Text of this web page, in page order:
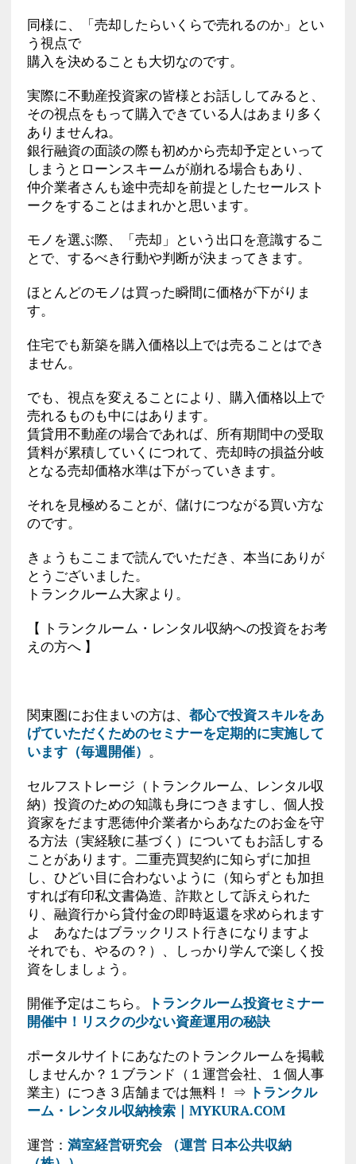
同様に、「売却したらいくらで売れるのか」とい
う視点で
購入を決めることも大切なのです。
実際に不動産投資家の皆様とお話ししてみると、
その視点をもって購入できている人はあまり多く
ありませんね。
銀行融資の面談の際も初めから売却予定といって
しまうとローンスキームが崩れる場合もあり、
仲介業者さんも途中売却を前提としたセールスト
ークをすることはまれかと思います。
モノを選ぶ際、「売却」という出口を意識するこ
とで、するべき行動や判断が決まってきます。
ほとんどのモノは買った瞬間に価格が下がりま
す。
住宅でも新築を購入価格以上では売ることはでき
ません。
でも、視点を変えることにより、購入価格以上で
売れるものも中にはあります。
賃貸用不動産の場合であれば、所有期間中の受取
賃料が累積していくにつれて、売却時の損益分岐
となる売却価格水準は下がっていきます。
それを見極めることが、儲けにつながる買い方な
のです。
きょうもここまで読んでいただき、本当にありが
とうございました。
トランクルーム大家より。
【 トランクルーム・レンタル収納への投資をお考
えの方へ 】
関東圏にお住まいの方は、 都心で投資スキルをあ
げていただくためのセミナーを定期的に実施して
います（毎週開催） 。
セルフストレージ（トランクルーム、レンタル収
納）投資のための知識も身につきますし、個人投
資家をだます悪徳仲介業者からあなたのお金を守
る方法（実経験に基づく）についてもお話しする
ことがあります。二重売買契約に知らずに加担
し、ひどい目に合わないように（知らずとも加担
すれば有印私文書偽造、詐欺として訴えられた
り、融資行から貸付金の即時返還を求められます
よ あなたはブラックリスト行きになりますよ
それでも、やるの？）、しっかり学んで楽しく投
資をしましょう。
開催予定はこちら。
トランクルーム投資セミナー
開催中！リスクの少ない資産運用の秘訣
ポータルサイトにあなたのトランクルームを掲載
しませんか？１ブランド（１運営会社、１個人事
業主）につき３店舗までは無料！ ⇒ トランクル
ーム・レンタル収納検索｜MYKURA.COM
運営： 満室経営研究会 （運営 日本公共収納